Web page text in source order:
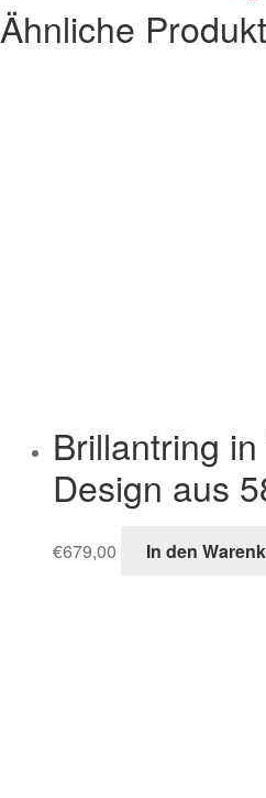
Ähnliche
Brillantring
Design aus
€679,00 In den